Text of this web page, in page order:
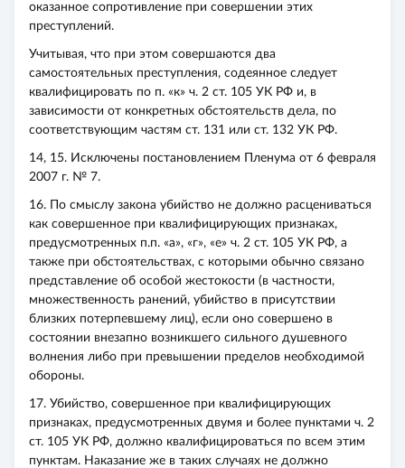
оказанное сопротивление при совершении этих
преступлений.
Учитывая, что при этом совершаются два
самостоятельных преступления, содеянное следует
квалифицировать по п. «к» ч. 2 ст. 105 УК РФ и, в
зависимости от конкретных обстоятельств дела, по
соответствующим частям ст. 131 или ст. 132 УК РФ.
14, 15. Исключены постановлением Пленума от 6 февраля
2007 г. № 7.
16. По смыслу закона убийство не должно расцениваться
как совершенное при квалифицирующих признаках,
предусмотренных п.п. «а», «г», «е» ч. 2 ст. 105 УК РФ, а
также при обстоятельствах, с которыми обычно связано
представление об особой жестокости (в частности,
множественность ранений, убийство в присутствии
близких потерпевшему лиц), если оно совершено в
состоянии внезапно возникшего сильного душевного
волнения либо при превышении пределов необходимой
обороны.
17. Убийство, совершенное при квалифицирующих
признаках, предусмотренных двумя и более пунктами ч. 2
ст. 105 УК РФ, должно квалифицироваться по всем этим
пунктам. Наказание же в таких случаях не должно